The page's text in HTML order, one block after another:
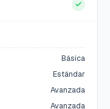
Básica
Estándar
Avanzada
Avanzada